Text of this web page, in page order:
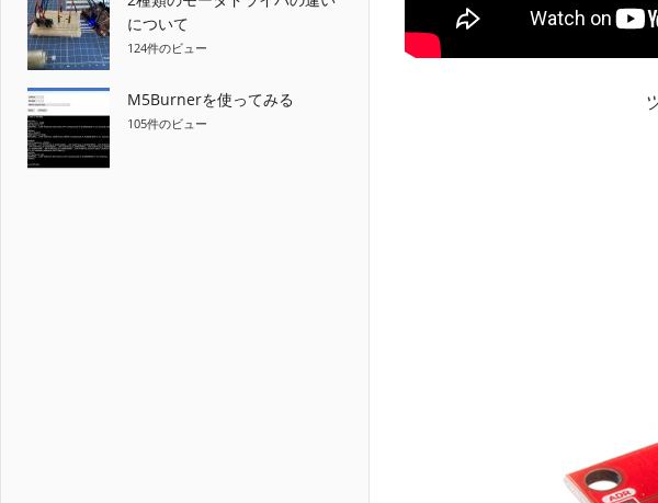
について
124件のビュー
M5Burnerを使ってみる
105件のビュー